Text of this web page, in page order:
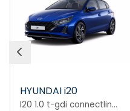
HYUNDAI i20
I20 1.0 t-gdi connectline 90cv dct